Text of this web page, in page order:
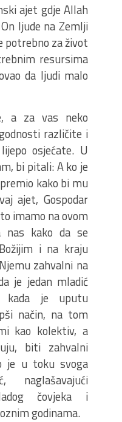
ajet gdje Allah
ljude na Zemlji
potrebno za život
resursima
da ljudi malo
a za vas neko
različite i
osjećate. U
bi pitali: A ko je
kako bi mu
ajet, Gospodar
imamo na ovom
nas kako da se
i na kraju
zahvalni na
je jedan mladić
kada je uputu
način, na tom
kao kolektiv, a
biti zahvalni
je u toku svoga
naglašavajući
čovjeka i
godinama.